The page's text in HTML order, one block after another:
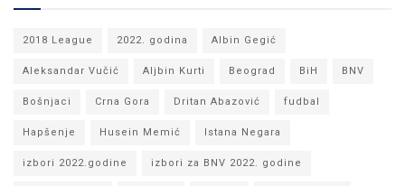
2018 League 2022. godina Albin Gegić
Aleksandar Vučić Aljbin Kurti Beograd BiH BNV
Bošnjaci Crna Gora Dritan Abazović fudbal
Hapšenje Husein Memić Istana Negara
izbori 2022.godine izbori za BNV 2022. godine